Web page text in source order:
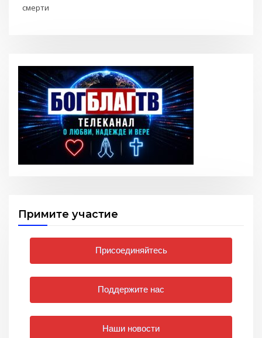
смерти
Примите участие
Присоединяйтесь
Поддержите нас
Наши новости